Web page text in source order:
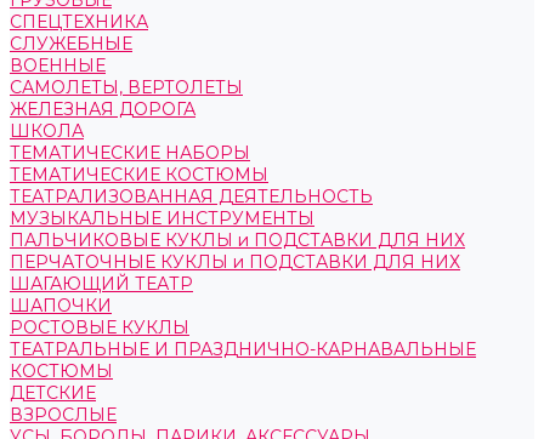
СПЕЦТЕХНИКА
СЛУЖЕБНЫЕ
ВОЕННЫЕ
САМОЛЕТЫ, ВЕРТОЛЕТЫ
ЖЕЛЕЗНАЯ ДОРОГА
ШКОЛА
ТЕМАТИЧЕСКИЕ НАБОРЫ
ТЕМАТИЧЕСКИЕ КОСТЮМЫ
ТЕАТРАЛИЗОВАННАЯ ДЕЯТЕЛЬНОСТЬ
МУЗЫКАЛЬНЫЕ ИНСТРУМЕНТЫ
ПАЛЬЧИКОВЫЕ КУКЛЫ и ПОДСТАВКИ ДЛЯ НИХ
ПЕРЧАТОЧНЫЕ КУКЛЫ и ПОДСТАВКИ ДЛЯ НИХ
ШАГАЮЩИЙ ТЕАТР
ШАПОЧКИ
РОСТОВЫЕ КУКЛЫ
ТЕАТРАЛЬНЫЕ И ПРАЗДНИЧНО-КАРНАВАЛЬНЫЕ
КОСТЮМЫ
ДЕТСКИЕ
ВЗРОСЛЫЕ